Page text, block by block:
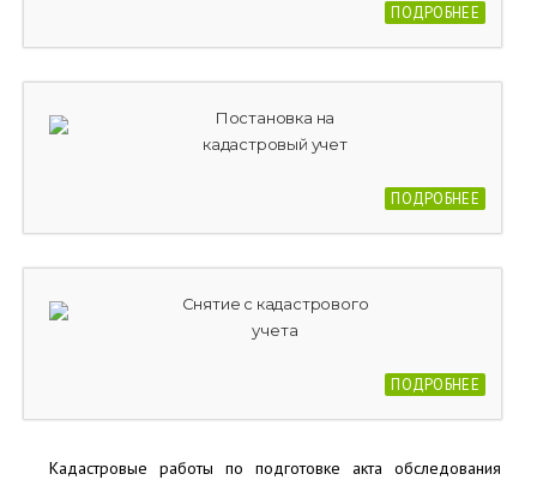
ПОДРОБНЕЕ
Постановка на
кадастровый учет
ПОДРОБНЕЕ
Снятие с кадастрового
учета
ПОДРОБНЕЕ
Кадастровые работы по подготовке акта обследования